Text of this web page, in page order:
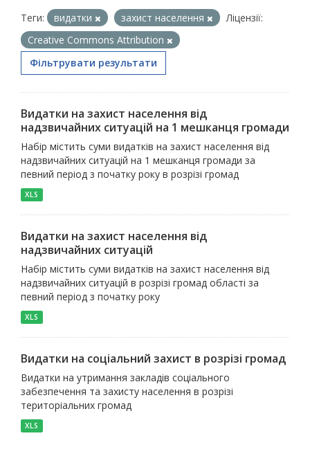
Теги: видатки захист населення
Ліцензії:
Creative Commons Attribution
Фільтрувати результати
Видатки на захист населення від
надзвичайних ситуацій на 1 мешканця громади
Набір містить суми видатків на захист населення від
надзвичайних ситуацій на 1 мешканця громади за
певний період з початку року в розрізі громад
XLS
Видатки на захист населення від
надзвичайних ситуацій
Набір містить суми видатків на захист населення від
надзвичайних ситуацій в розрізі громад області за
певний період з початку року
XLS
Видатки на соціальний захист в розрізі громад
Видатки на утримання закладів соціального
забезпечення та захисту населення в розрізі
територіальних громад
XLS